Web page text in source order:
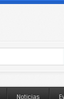
Noticias